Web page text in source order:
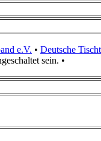
e.V. • Deutsche
sein. •